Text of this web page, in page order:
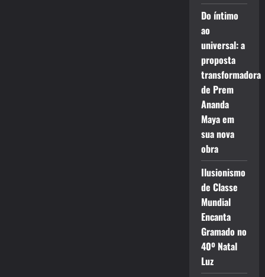
Do íntimo
ao
universal: a
proposta
transformadora
de Prem
Ananda
Maya em
sua nova
obra
Ilusionismo
de Classe
Mundial
Encanta
Gramado no
40º Natal
Luz